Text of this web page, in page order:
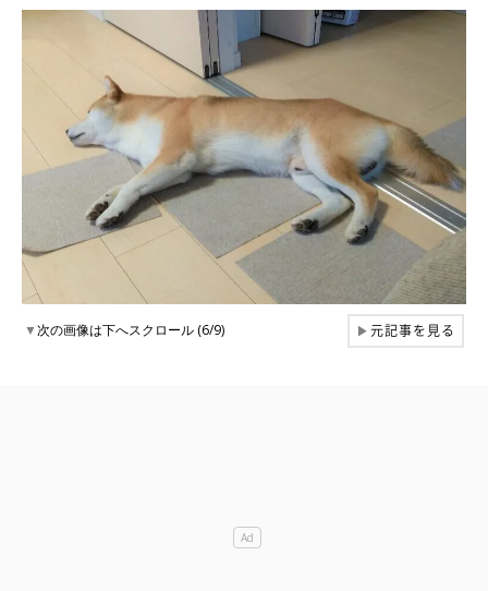
▼次の画像は下へスクロール (6/9) ▶元記事を見る